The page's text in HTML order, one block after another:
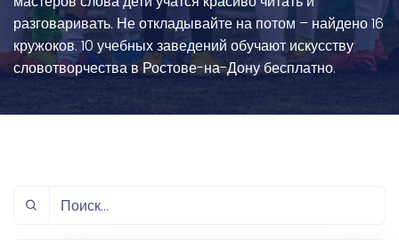
разговаривать. Не откладывайте на потом – найдено 16
кружоков. 10 учебных заведений обучают искусству
словотворчества в Ростове-на-Дону бесплатно.